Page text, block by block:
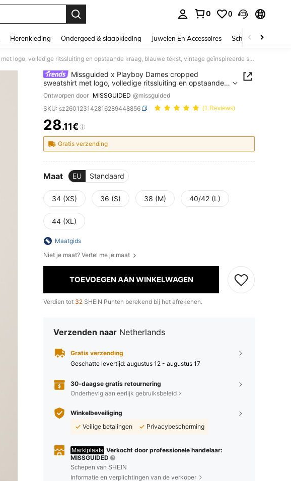
0 0
Herenkleding Ondergoed & slaapkleding Juwelen En Accessoires Schoonheid &
Missguided x Playboy Dames cropped sweatshirt met logo, volledige ritssluiting en opstaande kraag, blauwe tekst, vintage geïnspireerde sportieve casual jas, 4 juli
Missguided x Playboy Dames cropped
sweatshirt met logo, volledige ritssluiting en opstaande
casual jas, 4 juli
Ontworpen door MISSGUIDED @missguided
SKU: sz260123142816289448856
(1 Reviews)
PRICE AND AVAILABILITY
28.11€
Gratis verzending
Maat EU Standaard
34 (XS) 36 (S) 38 (M) 40/42 (L)
44 (XL)
Maatgids
Niet je maat? Vertel me je maat
TOEVOEGEN AAN WINKELWAGEN
Verdien tot 32 SHEIN Punten berekend bij het afrekenen.
Verzenden naar Netherlands
Gratis verzending
Geschatte levertijd: augustus 12 - augustus 17
30-daagse gratis retournering
Onderhevig aan eerlijk gebruiksbeleid
Winkelbeveiliging
Veilige betalingen
Privacybescherming
Marktplaats Verkocht door professionele handelaar:
MISSGUIDED
Schepen van SHEIN
Informatie en verplichtingen van de verkoper